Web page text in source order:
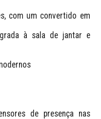
com um convertido em
à sala de jantar e
de presença nas